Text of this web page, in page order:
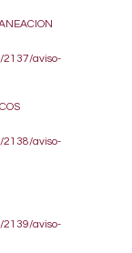
aviso-
aviso-
aviso-